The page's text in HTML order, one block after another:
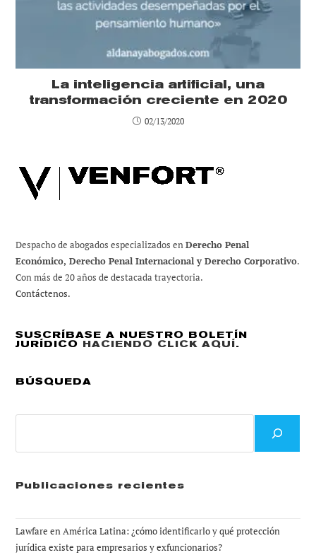
La inteligencia artificial, una
transformación creciente en 2020
02/13/2020
Despacho de abogados especializados enDerecho Penal
Económico, Derecho Penal Internacional y Derecho Corporativo.
Con más de 20 años de destacada trayectoria.
Contáctenos.
SUSCRÍBASE A NUESTRO BOLETÍN
JURÍDICO HACIENDO CLICK AQUÍ.
BÚSQUEDA
Publicaciones recientes
Lawfare en América Latina: ¿cómo identificarlo y qué protección
jurídica existe para empresarios y exfuncionarios?